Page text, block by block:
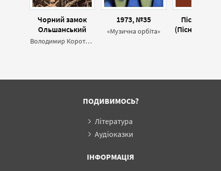
Чорний замок
Ольшанський
Володимир Короткевич
1973, №35
«Музична орбіта»
Пісенник
(Пісні
ПОДИВИМОСЬ?
Література
Аудіоказки
ІНФОРМАЦІЯ